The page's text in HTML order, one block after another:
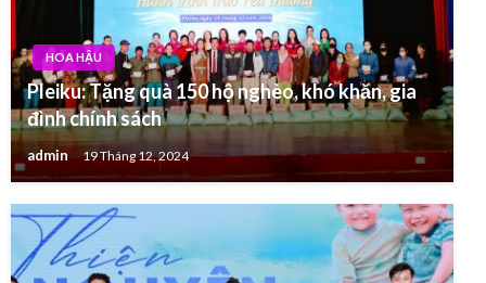
HOA HẬU
Pleiku: Tặng quà 150 hộ nghèo, khó khăn, gia
đình chính sách
admin 19 Tháng 12, 2024